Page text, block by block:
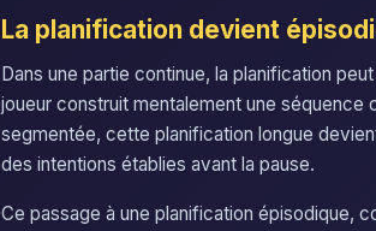
La planification devient
Dans une partie continue, la planification
joueur construit mentalement une séquence
segmentée, cette planification longue
des intentions établies avant la pause.
Ce passage à une planification épisodique,